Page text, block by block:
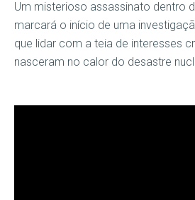
Um misterioso assassinato dentro
marcará o início de uma
que lidar com a teia de interesses
nasceram no calor do desastre